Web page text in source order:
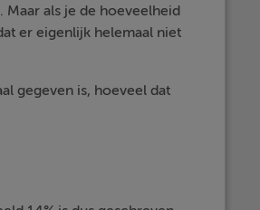
als je de hoeveelheid
er eigenlijk helemaal niet
gegeven is, hoeveel dat